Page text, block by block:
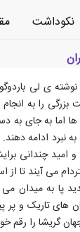
نکوداشت
را به انجام
ها اما به جای
نبرد ادامه
امید چندانی
می آیند تا از
پا به میدان
های تاریک و پر
گریشا را رقم